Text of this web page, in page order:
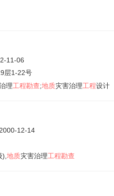
11-06
层1-22号
理工程勘查;地质灾害治理工程设计
12-14
地质灾害治理工程勘查